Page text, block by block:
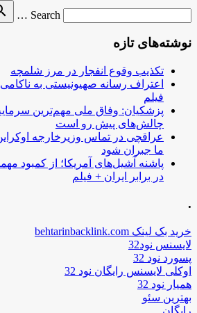
Search …
نوشته‌های تازه
تکذیب وقوع انفجار در مرز شلمچه
اعتراف رسانه صهیونیستی به
فیلم
پزشکیان: وفاق ملی مهم‌ترین سرمایه
چالش‌های پیش رو است
عراقچی در تماس وزیرخارجه
ما جبران شود
پاشنه آشیل‌های آمریکا؛ از کمبود
در برابر ایران + فیلم
.
خرید بک لینک behtarinbacklink.com
لایسنس نود32
پسورد نود 32
اوکلی لایسنس رایگان نود 32
همیار نود 32
بهترین سئو
رایگان